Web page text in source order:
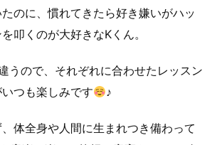
のに、慣れてきたら好き嫌いがハッ
叩くのが大好きなKくん。
うので、それぞれに合わせたレッスン
つも楽しみです
♪
体全身や人間に生まれつき備わって